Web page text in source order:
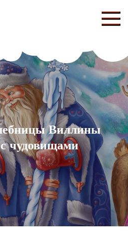
Виллины
чудовищами